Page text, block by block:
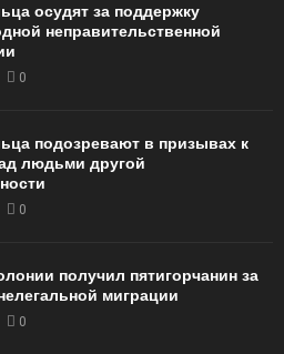
осудят за поддержку
неправительственной
0
подозревают в призывах к
людьми другой
0
получил пятигорчанин за
миграции
0